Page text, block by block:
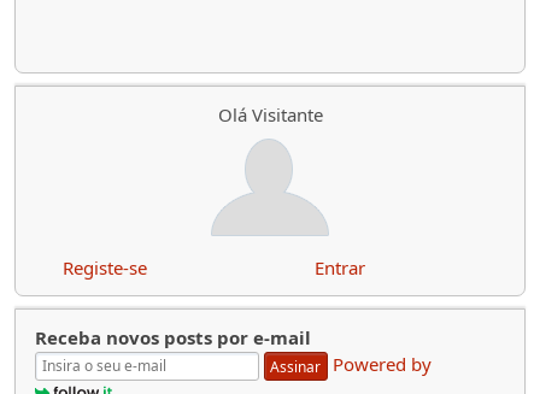
Olá Visitante
Registe-se Entrar
Receba novos posts por e-mail
Assinar Powered by